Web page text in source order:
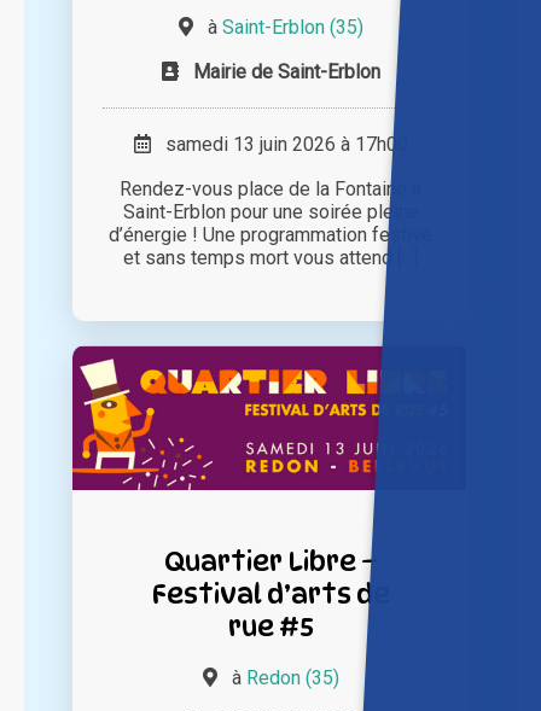
à Saint-Erblon (35)
Mairie de Saint-Erblon
samedi 13 juin 2026 à 17h00
Rendez-vous place de la Fontaine à
Saint-Erblon pour une soirée pleine
d’énergie ! Une programmation festive
et sans temps mort vous attend [...]
Quartier Libre –
Festival d’arts de
rue #5
à Redon (35)